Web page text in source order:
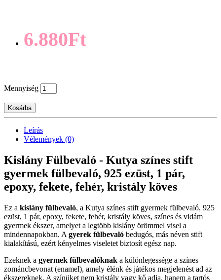
6.880Ft
Mennyiség
Kosárba
Leírás
Vélemények (0)
Kislány Fülbevaló - Kutya színes stift
gyermek fülbevaló, 925 ezüst, 1 pár,
epoxy, fekete, fehér, kristály köves
Ez a kislány fülbevaló, a Kutya színes stift gyermek fülbevaló, 925
ezüst, 1 pár, epoxy, fekete, fehér, kristály köves, színes és vidám
gyermek ékszer, amelyet a legtöbb kislány örömmel visel a
mindennapokban. A gyerek fülbevaló bedugós, más néven stift
kialakítású, ezért kényelmes viseletet biztosít egész nap.
Ezeknek a gyermek fülbevalóknak a különlegessége a színes
zománcbevonat (enamel), amely élénk és játékos megjelenést ad az
ékszereknek. A színüket nem kristály vagy kő adja, hanem a tartós